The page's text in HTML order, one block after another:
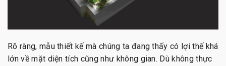
Rõ ràng, mẫu thiết kế mà chúng ta đang thấy có lợi thế khá
lớn về mặt diện tích cũng như không gian. Dù không thực